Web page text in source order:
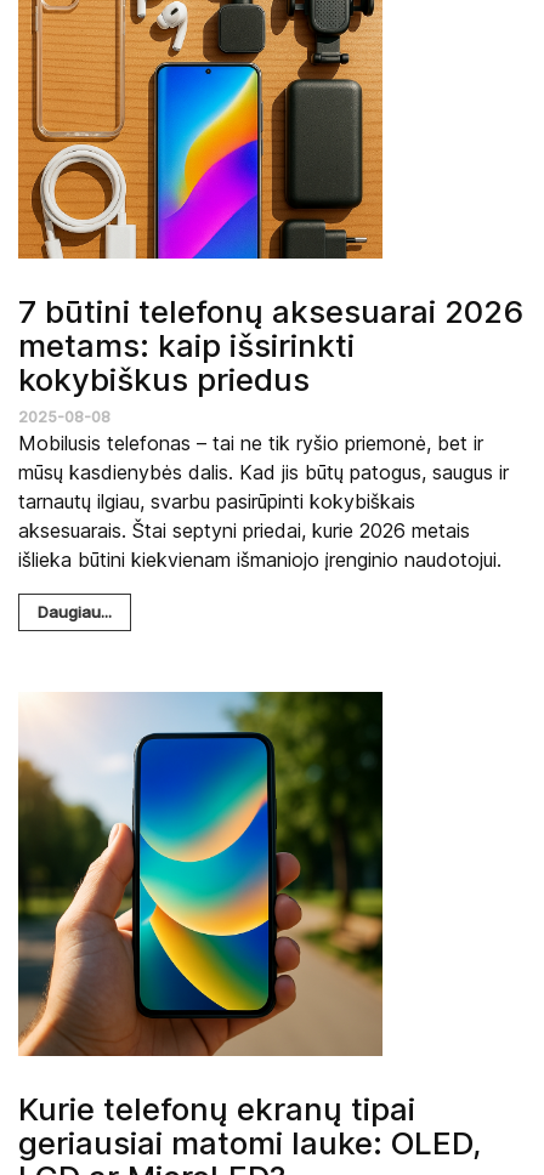
7 būtini telefonų aksesuarai 2026
metams: kaip išsirinkti
kokybiškus priedus
2025-08-08
Mobilusis telefonas – tai ne tik ryšio priemonė, bet ir
mūsų kasdienybės dalis. Kad jis būtų patogus, saugus ir
tarnautų ilgiau, svarbu pasirūpinti kokybiškais
aksesuarais. Štai septyni priedai, kurie 2026 metais
išlieka būtini kiekvienam išmaniojo įrenginio naudotojui.
Daugiau...
Kurie telefonų ekranų tipai
geriausiai matomi lauke: OLED,